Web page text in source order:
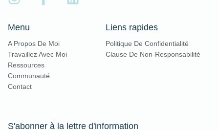
Menu
A Propos De Moi
Travaillez Avec Moi
Ressources
Communauté
Contact
Liens rapides
Politique De Confidentialité
Clause De Non-Responsabilité
S'abonner à la lettre d'information